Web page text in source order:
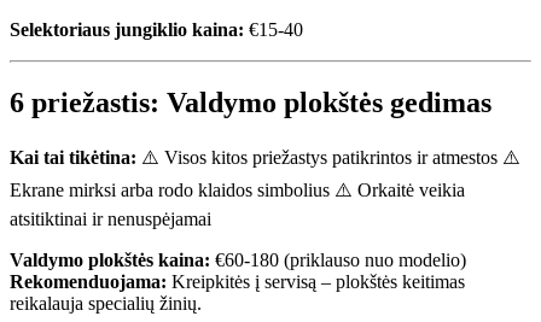
Selektoriaus jungiklio kaina: €15-40
6 priežastis: Valdymo plokštės gedimas
Kai tai tikėtina: ⚠️ Visos kitos priežastys patikrintos ir atmestos ⚠️
Ekrane mirksi arba rodo klaidos simbolius ⚠️ Orkaitė veikia
atsitiktinai ir nenuspėjamai
Valdymo plokštės kaina: €60-180 (priklauso nuo modelio)
Rekomenduojama: Kreipkitės į servisą – plokštės keitimas
reikalauja specialių žinių.